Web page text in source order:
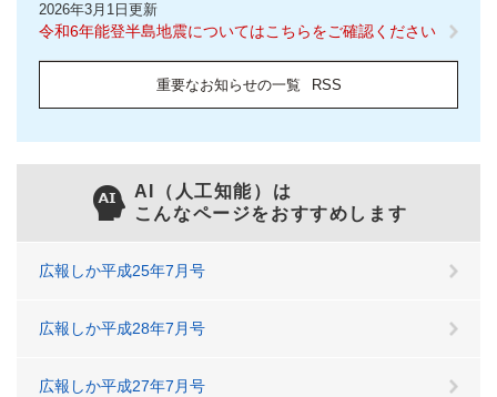
2026年3月1日更新
令和6年能登半島地震についてはこちらをご確認ください
重要なお知らせの一覧 RSS
AI（人工知能）は
こんなページをおすすめします
広報しか平成25年7月号
広報しか平成28年7月号
広報しか平成27年7月号